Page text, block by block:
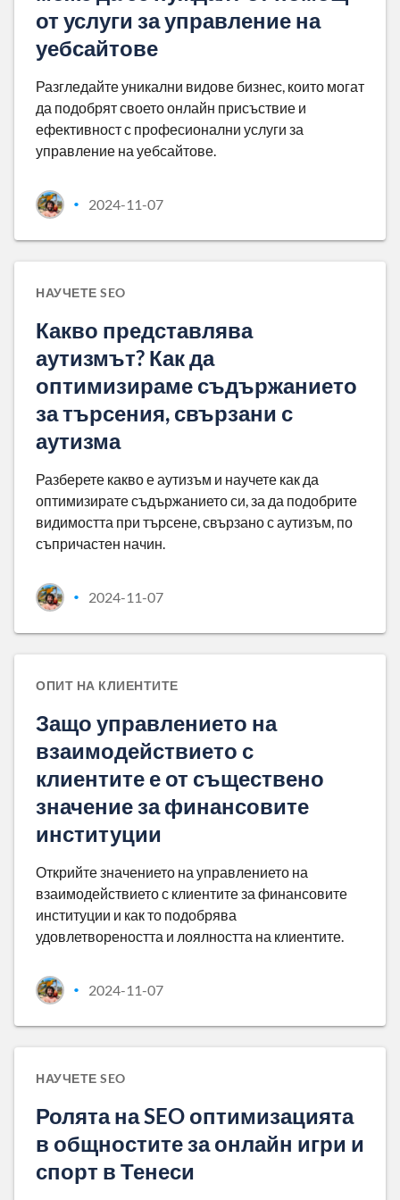
от услуги за управление на
уебсайтове
Разгледайте уникални видове бизнес, които могат
да подобрят своето онлайн присъствие и
ефективност с професионални услуги за
управление на уебсайтове.
• 2024-11-07
НАУЧЕТЕ SEO
Какво представлява
аутизмът? Как да
оптимизираме съдържанието
за търсения, свързани с
аутизма
Разберете какво е аутизъм и научете как да
оптимизирате съдържанието си, за да подобрите
видимостта при търсене, свързано с аутизъм, по
съпричастен начин.
• 2024-11-07
ОПИТ НА КЛИЕНТИТЕ
Защо управлението на
взаимодействието с
клиентите е от съществено
значение за финансовите
институции
Открийте значението на управлението на
взаимодействието с клиентите за финансовите
институции и как то подобрява
удовлетвореността и лоялността на клиентите.
• 2024-11-07
НАУЧЕТЕ SEO
Ролята на SEO оптимизацията
в общностите за онлайн игри и
спорт в Тенеси